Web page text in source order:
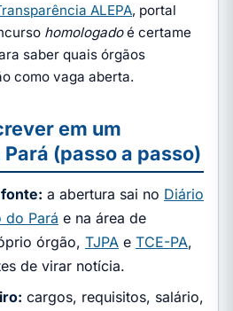
ALEPA, portal
homologadoé certame
saber quais órgãos
como vaga aberta.
em um
(passo a passo)
a abertura sai no Diário
do Pará e na área de
órgão, TJPA e TCE-PA,
de virar notícia.
cargos, requisitos, salário,